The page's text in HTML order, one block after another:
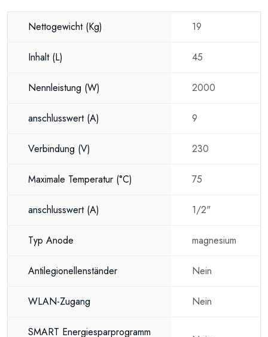
Nettogewicht (Kg) 19
Inhalt (L) 45
Nennleistung (W) 2000
anschlusswert (A) 9
Verbindung (V) 230
Maximale Temperatur (°C) 75
anschlusswert (A) 1/2"
Typ Anode magnesium
Antilegionellenständer Nein
WLAN-Zugang Nein
SMART Energiesparprogramm